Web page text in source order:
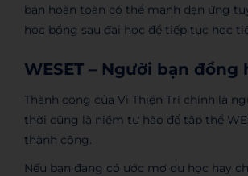
bạn hoàn toàn có thể mạnh dạn ứng
học bổng sau đại học để tiếp tục học
WESET – Người bạn
Thành công của Vi Thiện Trí chính là
thời cũng là niềm tự hào để tập thể
thành công.
Nếu bạn đang có ước mơ du học hay